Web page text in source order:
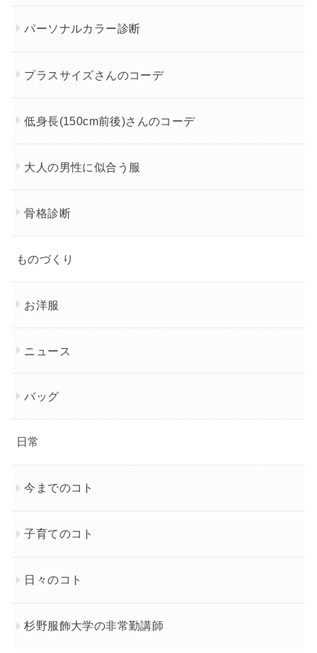
パーソナルカラー診断
プラスサイズさんのコーデ
低身長(150cm前後)さんのコーデ
大人の男性に似合う服
骨格診断
ものづくり
お洋服
ニュース
バッグ
日常
今までのコト
子育てのコト
日々のコト
杉野服飾大学の非常勤講師